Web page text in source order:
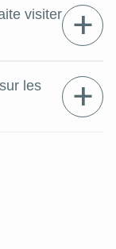
visiter
les